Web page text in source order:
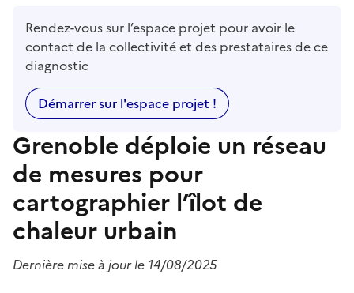
Rendez-vous sur l’espace projet pour avoir le
contact de la collectivité et des prestataires de ce
diagnostic
Démarrer sur l'espace projet !
Grenoble déploie un réseau
de mesures pour
cartographier l’îlot de
chaleur urbain
Dernière mise à jour le 14/08/2025